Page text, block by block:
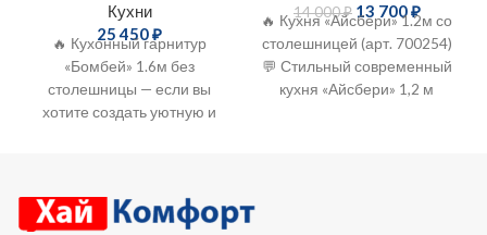
Кухни
25 450₽
🔥 Кухонный гарнитур
«Бомбей» 1.6м без
столешницы — если вы
хотите создать уютную и
14 000₽ 13 700₽
🔥 Кухня «Айсбери» 1.2м со
столешницей (арт. 700254)
💬 Стильный современный
кухня «Айсбери» 1,2 м